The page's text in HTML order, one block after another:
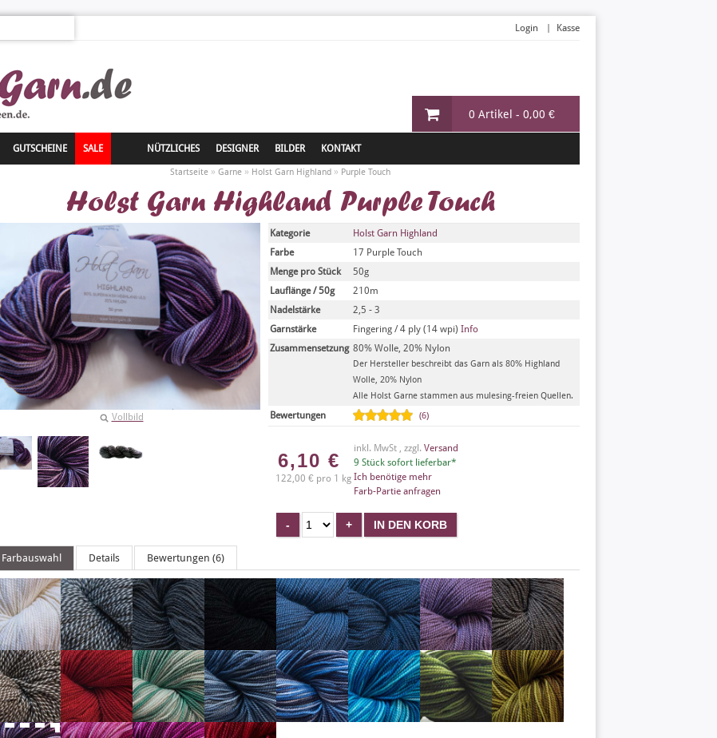
0 Artikel - 0,00 €
Login Kasse
GUTSCHEINE SALE NÜTZLICHES DESIGNER BILDER KONTAKT
Startseite » Garne » Holst Garn Highland » Purple Touch
Holst Garn Highland Purple Touch
Vollbild
Kategorie
Holst Garn Highland
Farbe
17 Purple Touch
Menge pro Stück
50g
Lauflänge / 50g
210m
Nadelstärke
2,5 - 3
Garnstärke
Fingering / 4 ply (14 wpi) Info
Zusammensetzung 80% Wolle, 20% Nylon
Der Hersteller beschreibt das Garn als 80% Highland
Wolle, 20% Nylon
Alle Holst Garne stammen aus mulesing-freien Quellen.
Bewertungen (6)
6,10 €
122,00 € pro 1 kg
inkl. MwSt , zzgl. Versand
9 Stück sofort lieferbar*
Ich benötige mehr
Farb-Partie anfragen
Farbauswahl Details Bewertungen (6)
X